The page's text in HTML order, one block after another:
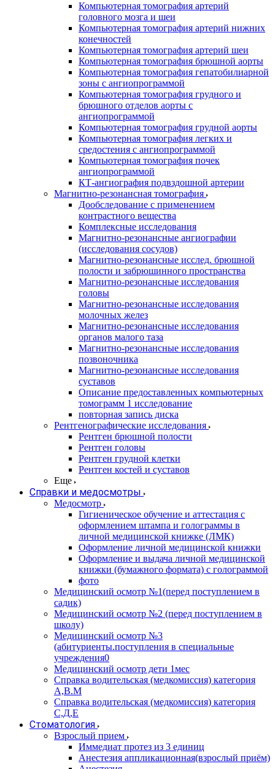
Компьютерная томография артерий
головного мозга и шеи
Компьютерная томография артерий нижних
конечностей
Компьютерная томография артерий шеи
Компьютерная томография брюшной аорты
Компьютерная томография гепатобилиарной
зоны с ангиопрограммой
Компьютерная томография грудного и
брюшного отделов аорты с
ангиопрограммой
Компьютерная томография грудной аорты
Компьютерная томография легких и
средостения с ангиопрограммой
Компьютерная томография почек
ангиопрограммой
КТ-ангиография подвздошной артерии
Магнитно-резонансная томография
Дообследование с применением
контрастного вещества
Комплексные исследования
Магнитно-резонансные ангиографии
(исследования сосудов)
Магнитно-резонансные исслед. брюшной
полости и забрюшинного пространства
Магнитно-резонансные исследования
головы
Магнитно-резонансные исследования
молочных желез
Магнитно-резонансные исследования
органов малого таза
Магнитно-резонансные исследования
позвоночника
Магнитно-резонансные исследования
суставов
Описание предоставленных компьютерных
томограмм 1 исследование
повторная запись диска
Рентгенографические исследования
Рентген брюшной полости
Рентген головы
Рентген грудной клетки
Рентген костей и суставов
Еще
Справки и медосмотры
Медосмотр
Гигиеническое обучение и аттестация с
оформлением штампа и голограммы в
личной медицинской книжке (ЛМК)
Оформление личной медицинской книжки
Оформление и выдача личной медицинской
книжки (бумажного формата) с голограммой
фото
Медицинский осмотр №1(перед поступлением в
садик)
Медицинский осмотр №2 (перед поступлением в
школу)
Медицинский осмотр №3
(абитуриенты.поступления в специальные
учреждения0
Медицинский осмотр дети 1мес
Справка водительская (медкомиссия) категория
А,В.М
Справка водительская (медкомиссия) категория
С,Д,Е
Стоматология
Взрослый прием
Иммедиат протез из 3 единиц
Анестезия аппликационная(взрослый приём)